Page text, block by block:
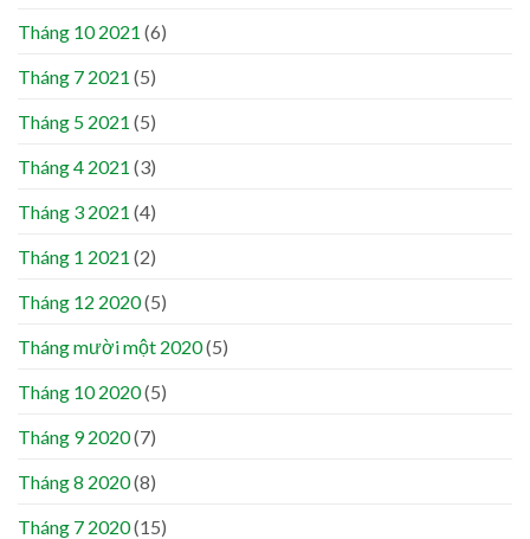
Tháng 10 2021 (6)
Tháng 7 2021 (5)
Tháng 5 2021 (5)
Tháng 4 2021 (3)
Tháng 3 2021 (4)
Tháng 1 2021 (2)
Tháng 12 2020(5)
Tháng mười một 2020(5)
Tháng 10 2020(5)
Tháng 9 2020(7)
Tháng 8 2020(8)
Tháng 7 2020(15)